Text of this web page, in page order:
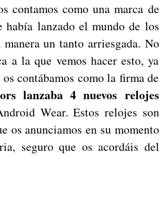
contamos como una marca de
había lanzado el mundo de los
un tanto arriesgada. No
a la que vemos hacer esto, ya
contábamos como la firma de
lanzaba 4 nuevos relojes
Wear. Estos relojes son
os anunciamos en su momento
seguro que os acordáis del